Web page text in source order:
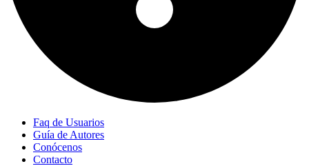
Faq de Usuarios
Guía de Autores
Conócenos
Contacto